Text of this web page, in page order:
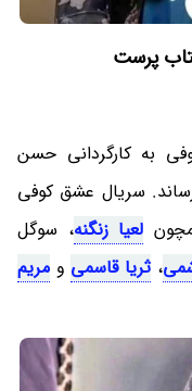
پرست
به کارگردانی حسن
سریال عشق کوفی
لعیا زنگنه، سوگل
، ثریا قاسمی و مریم